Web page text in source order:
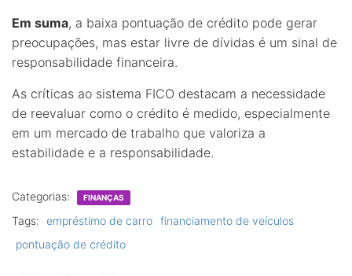
Em suma, a baixa pontuação de crédito pode gerar
preocupações, mas estar livre de dívidas é um sinal de
responsabilidade financeira.
As críticas ao sistema FICO destacam a necessidade
de reevaluar como o crédito é medido, especialmente
em um mercado de trabalho que valoriza a
estabilidade e a responsabilidade.
Categorias: FINANÇAS
Tags: empréstimo de carro financiamento de veículos
pontuação de crédito